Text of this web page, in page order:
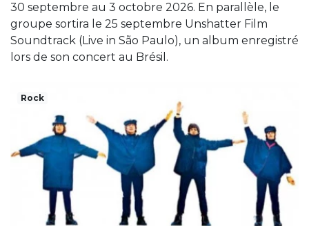
30 septembre au 3 octobre 2026. En parallèle, le
groupe sortira le 25 septembre Unshatter Film
Soundtrack (Live in São Paulo), un album enregistré
lors de son concert au Brésil.
Rock